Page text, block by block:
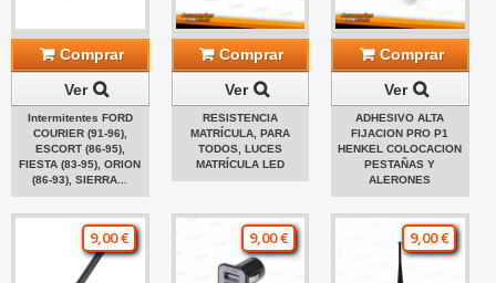
Comprar
Ver
Intermitentes FORD
COURIER (91-96),
ESCORT (86-95),
FIESTA (83-95), ORION
(86-93), SIERRA...
Comprar
Ver
RESISTENCIA
MATRÍCULA, PARA
TODOS, LUCES
MATRÍCULA LED
Comprar
Ver
ADHESIVO ALTA
FIJACION PRO P1
HENKEL COLOCACION
PESTAÑAS Y
ALERONES
9,00 € 9,00 € 9,00 €